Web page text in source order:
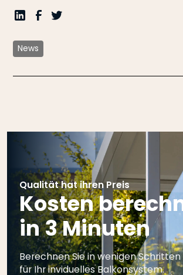
News
Qualität hat ihren Preis
Kosten
in 3 Minuten
Berechnen Sie in wenigen
für Ihr inviduelles Balkonsystem.